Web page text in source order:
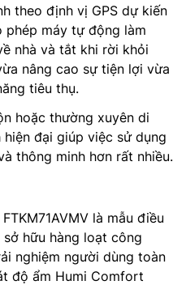
theo định vị GPS dự kiến
máy tự động làm
nhà và tắt khi rời khỏi
nâng cao sự tiện lợi vừa
tiêu thụ.
hoặc thường xuyên di
đại giúp việc sử dụng
thông minh hơn rất nhiều.
là mẫu điều
hữu hàng loạt công
nghiệm người dùng toàn
độ ẩm Humi Comfort